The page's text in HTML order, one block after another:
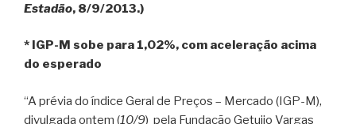
Estadão, 8/9/2013.)
* IGP-M sobe para 1,02%, com aceleração acima
do esperado
“A prévia do índice Geral de Preços – Mercado (IGP-M),
divulgada ontem (10/9) pela Fundação Getuiio Vargas